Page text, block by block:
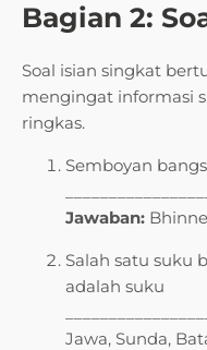
Bagian 2:
Soal isian singkat
mengingat informasi
ringkas.
Semboyan
Jawaban:
Salah satu suku
adalah suku
Jawa, Sunda,